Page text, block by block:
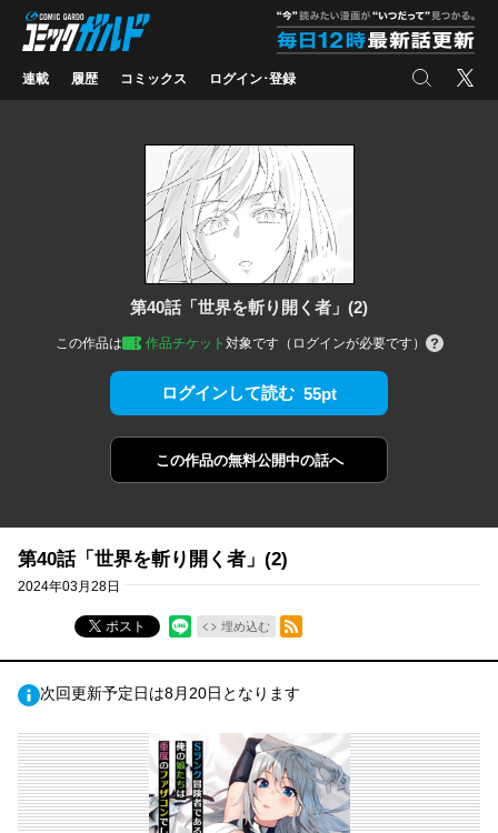
コミックガルド
連載 履歴 コミックス ログイン･登録 検索 X
第40話「世界を斬り開く者」(2)
この作品は 作品チケット 対象です（ログインが必要です）
ログインして読む 55pt
この作品の無料公開中の話へ
第40話「世界を斬り開く者」(2)
2024年03月28日
ポスト 埋め込む
RSSフィード
次回更新予定日は8月20日となります